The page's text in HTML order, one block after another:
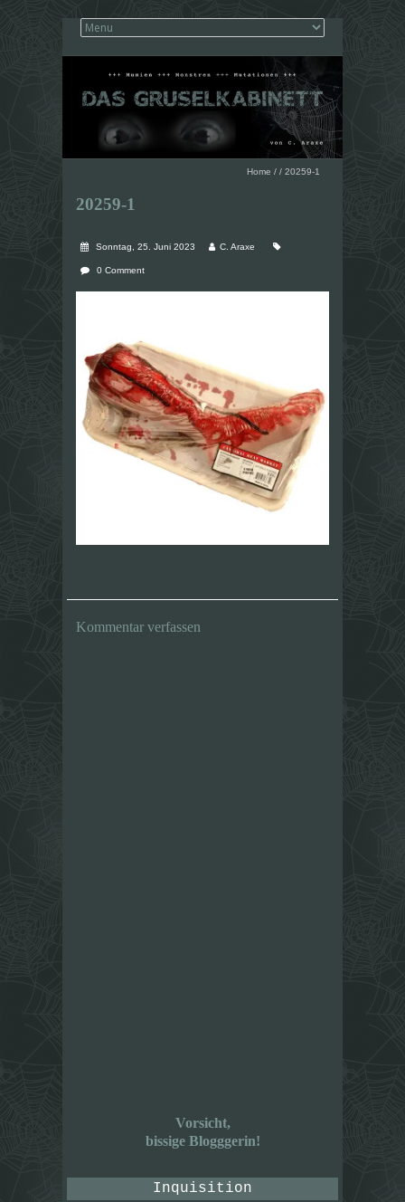
Home / / 20259-1
20259-1
Sonntag, 25. Juni 2023 C. Araxe
0 Comment
Kommentar verfassen
Vorsicht,
bissige Blogggerin!
Inquisition